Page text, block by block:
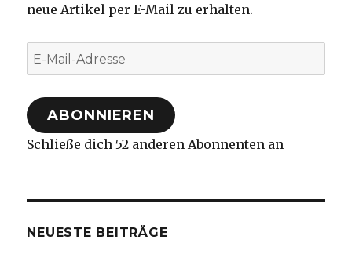
neue Artikel per E-Mail zu erhalten.
E-
Mail-
Adresse
ABONNIEREN
Schließe dich 52 anderen Abonnenten an
NEUESTE BEITRÄGE